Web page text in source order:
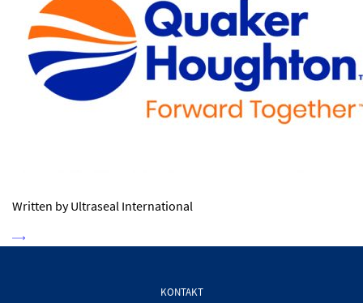
Written by Ultraseal International
KONTAKT